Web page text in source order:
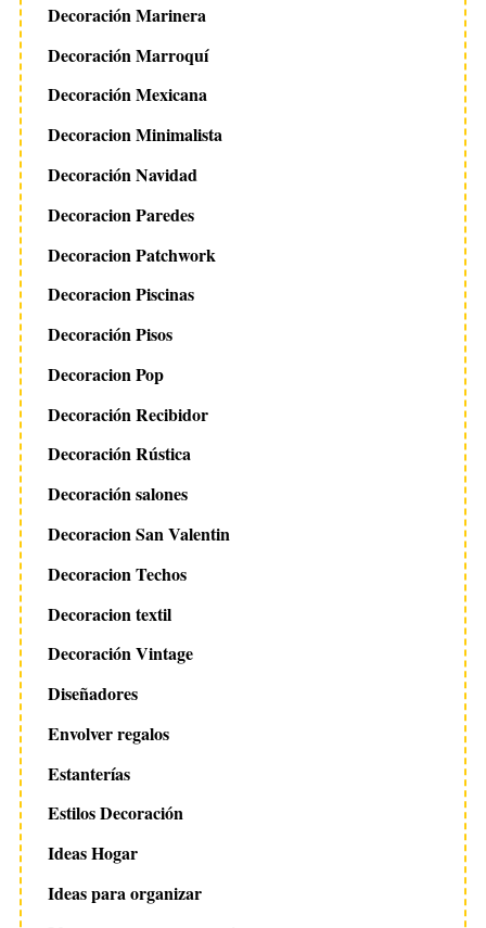
Decoración Marinera
Decoración Marroquí
Decoración Mexicana
Decoracion Minimalista
Decoración Navidad
Decoracion Paredes
Decoracion Patchwork
Decoracion Piscinas
Decoración Pisos
Decoracion Pop
Decoración Recibidor
Decoración Rústica
Decoración salones
Decoracion San Valentin
Decoracion Techos
Decoracion textil
Decoración Vintage
Diseñadores
Envolver regalos
Estanterías
Estilos Decoración
Ideas Hogar
Ideas para organizar